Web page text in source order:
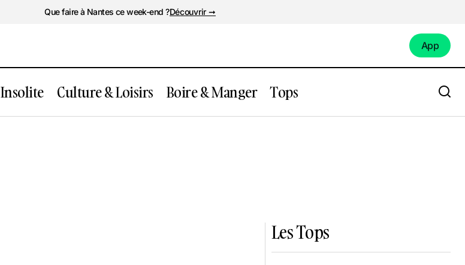
Que faire à Nantes ce week-end ?Découvrir ➞
App
Insolite Culture & Loisirs Boire & Manger Tops
Les Tops